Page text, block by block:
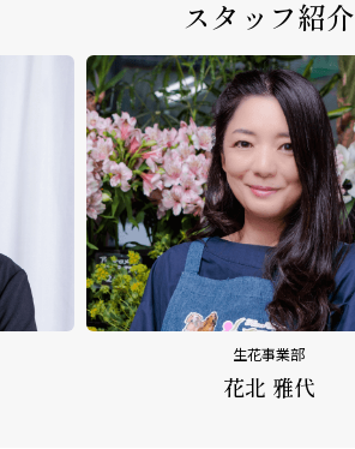
スタッフ紹介
生花事業部
花北 雅代